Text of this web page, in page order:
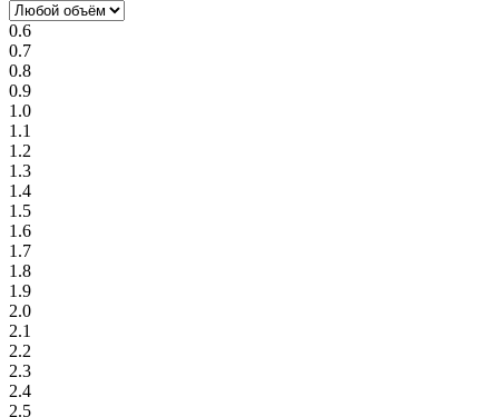
0.6
0.7
0.8
0.9
1.0
1.1
1.2
1.3
1.4
1.5
1.6
1.7
1.8
1.9
2.0
2.1
2.2
2.3
2.4
2.5